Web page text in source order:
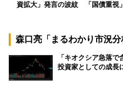
資拡大」発言の波紋 「国債重視
森口亮「まるわかり市況分
「キオクシア急落
投資家としての成